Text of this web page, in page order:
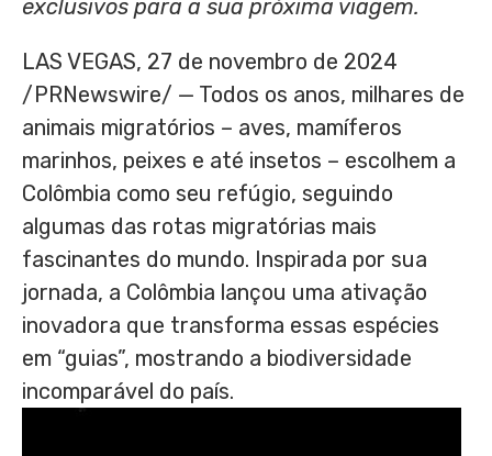
exclusivos para a sua próxima viagem.
LAS VEGAS, 27 de novembro de 2024
/PRNewswire/ — Todos os anos, milhares de
animais migratórios – aves, mamíferos
marinhos, peixes e até insetos – escolhem a
Colômbia como seu refúgio, seguindo
algumas das rotas migratórias mais
fascinantes do mundo. Inspirada por sua
jornada, a Colômbia lançou uma ativação
inovadora que transforma essas espécies
em “guias”, mostrando a biodiversidade
incomparável do país.